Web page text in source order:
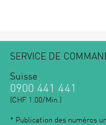
SERVICE DE
Suisse
0900 441 441
(CHF 1.00/Min.)
* Publication des numéros